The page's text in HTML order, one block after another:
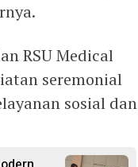
RSU Medical
seremonial
sosial dan